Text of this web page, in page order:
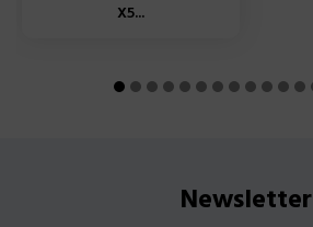
X5...
Newsletter